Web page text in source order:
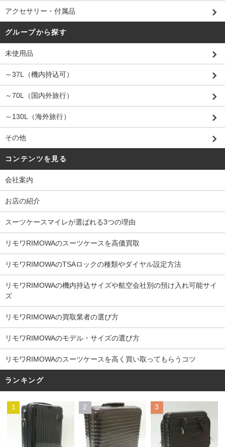
アクセサリー・付属品
グループから探す
未使用品
～37L（機内持込可）
～70L（国内外旅行）
～130L（海外旅行）
その他
コンテンツを見る
会社案内
お店の紹介
スーツケースマイレが選ばれる3つの理由
リモワRIMOWAのスーツケースを高価買取
リモワRIMOWAのTSAロックの種類やダイヤル設定方法
リモワRIMOWAの機内持込サイズや航空会社別の預け入れ可能サイ
ズ
リモワRIMOWAの買取業者の選び方
リモワRIMOWAのモデル・サイズの選び方
リモワRIMOWAのスーツケースを高く買い取ってもらうコツ
ランキング
1 2 3